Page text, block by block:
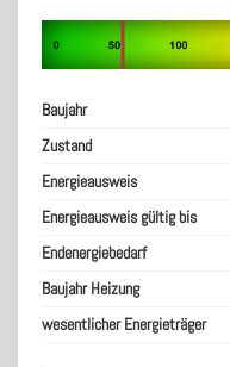
Baujahr
Zustand
Energieausweis
Energieausweis gültig bis
Endenergiebedarf
Baujahr Heizung
wesentlicher Energieträger